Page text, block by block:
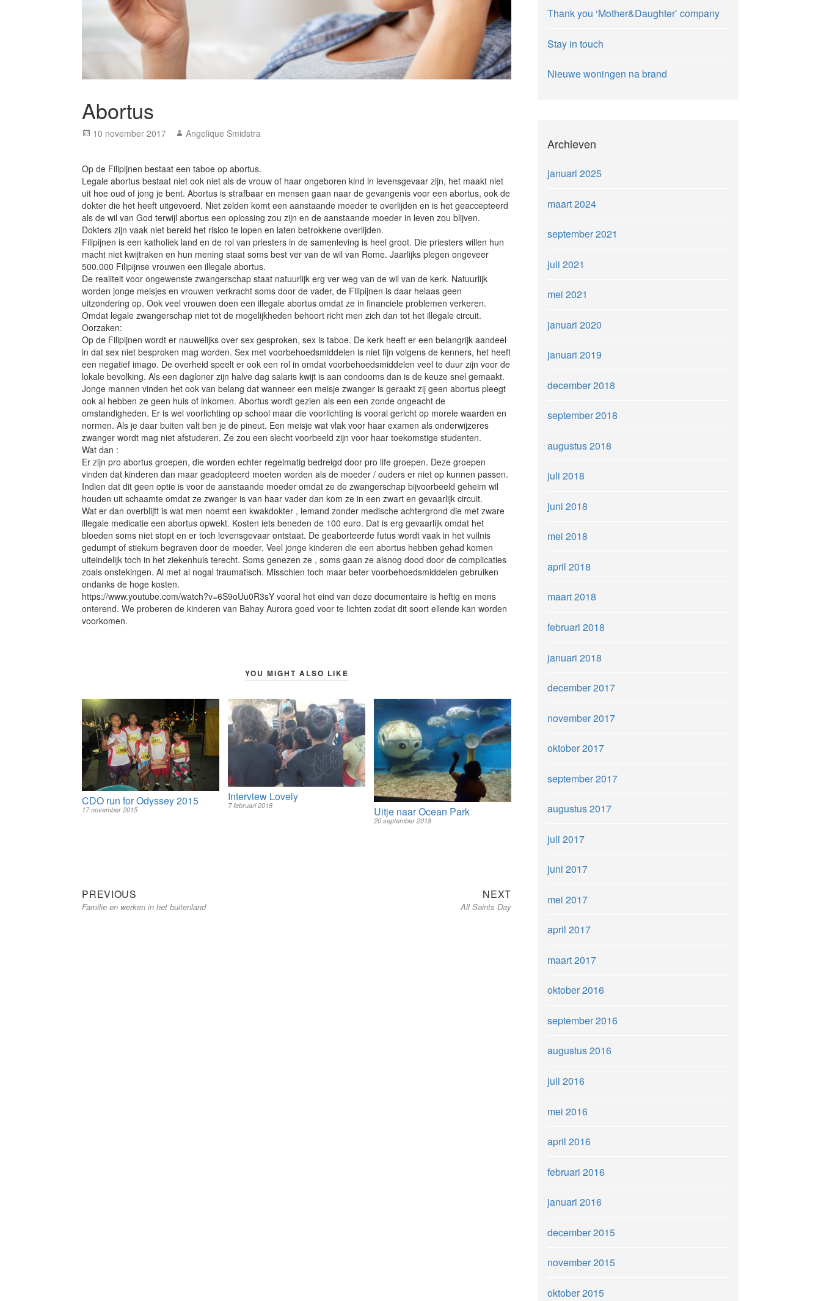
Abortus
Posted
10 november 2017 Author
Angelique Smidstra
Op de Filipijnen bestaat een taboe op abortus.
Legale abortus bestaat niet ook niet als de vrouw of haar ongeboren kind in levensgevaar zijn, het maakt niet
uit hoe oud of jong je bent. Abortus is strafbaar en mensen gaan naar de gevangenis voor een abortus, ook de
dokter die het heeft uitgevoerd. Niet zelden komt een aanstaande moeder te overlijden en is het geaccepteerd
als de wil van God terwijl abortus een oplossing zou zijn en de aanstaande moeder in leven zou blijven.
Dokters zijn vaak niet bereid het risico te lopen en laten betrokkene overlijden.
Filipijnen is een katholiek land en de rol van priesters in de samenleving is heel groot. Die priesters willen hun
macht niet kwijtraken en hun mening staat soms best ver van de wil van Rome. Jaarlijks plegen ongeveer
500.000 Filipijnse vrouwen een illegale abortus.
De realiteit voor ongewenste zwangerschap staat natuurlijk erg ver weg van de wil van de kerk. Natuurlijk
worden jonge meisjes en vrouwen verkracht soms door de vader, de Filipijnen is daar helaas geen
uitzondering op. Ook veel vrouwen doen een illegale abortus omdat ze in financiele problemen verkeren.
Omdat legale zwangerschap niet tot de mogelijkheden behoort richt men zich dan tot het illegale circuit.
Oorzaken:
Op de Filipijnen wordt er nauwelijks over sex gesproken, sex is taboe. De kerk heeft er een belangrijk aandeel
in dat sex niet besproken mag worden. Sex met voorbehoedsmiddelen is niet fijn volgens de kenners, het heeft
een negatief imago. De overheid speelt er ook een rol in omdat voorbehoedsmiddelen veel te duur zijn voor de
lokale bevolking. Als een dagloner zijn halve dag salaris kwijt is aan condooms dan is de keuze snel gemaakt.
Jonge mannen vinden het ook van belang dat wanneer een meisje zwanger is geraakt zij geen abortus pleegt
ook al hebben ze geen huis of inkomen. Abortus wordt gezien als een een zonde ongeacht de
omstandigheden. Er is wel voorlichting op school maar die voorlichting is vooral gericht op morele waarden en
normen. Als je daar buiten valt ben je de pineut. Een meisje wat vlak voor haar examen als onderwijzeres
zwanger wordt mag niet afstuderen. Ze zou een slecht voorbeeld zijn voor haar toekomstige studenten.
Wat dan :
Er zijn pro abortus groepen, die worden echter regelmatig bedreigd door pro life groepen. Deze groepen
vinden dat kinderen dan maar geadopteerd moeten worden als de moeder / ouders er niet op kunnen passen.
Indien dat dit geen optie is voor de aanstaande moeder omdat ze de zwangerschap bijvoorbeeld geheim wil
houden uit schaamte omdat ze zwanger is van haar vader dan kom ze in een zwart en gevaarlijk circuit.
Wat er dan overblijft is wat men noemt een kwakdokter , iemand zonder medische achtergrond die met zware
illegale medicatie een abortus opwekt. Kosten iets beneden de 100 euro. Dat is erg gevaarlijk omdat het
bloeden soms niet stopt en er toch levensgevaar ontstaat. De geaborteerde futus wordt vaak in het vuilnis
gedumpt of stiekum begraven door de moeder. Veel jonge kinderen die een abortus hebben gehad komen
uiteindelijk toch in het ziekenhuis terecht. Soms genezen ze , soms gaan ze alsnog dood door de complicaties
zoals onstekingen. Al met al nogal traumatisch. Misschien toch maar beter voorbehoedsmiddelen gebruiken
ondanks de hoge kosten.
https://www.youtube.com/watch?v=6S9oUu0R3sY vooral het eind van deze documentaire is heftig en mens
onterend. We proberen de kinderen van Bahay Aurora goed voor te lichten zodat dit soort ellende kan worden
voorkomen.
YOU MIGHT ALSO LIKE
CDO run for Odyssey 2015
17 november 2015
Interview Lovely
7 februari 2018 Uitje naar Ocean Park
20 september 2018
Bericht
navigatie
PREVIOUS
post:
Familie en werken in het buitenland
NEXTNext
post:
All Saints Day
Thank you ‘Mother&Daughter’ company
Stay in touch
Nieuwe woningen na brand
Archieven
januari 2025
maart 2024
september 2021
juli 2021
mei 2021
januari 2020
januari 2019
december 2018
september 2018
augustus 2018
juli 2018
juni 2018
mei 2018
april 2018
maart 2018
februari 2018
januari 2018
december 2017
november 2017
oktober 2017
september 2017
augustus 2017
juli 2017
juni 2017
mei 2017
april 2017
maart 2017
oktober 2016
september 2016
augustus 2016
juli 2016
mei 2016
april 2016
februari 2016
januari 2016
december 2015
november 2015
oktober 2015